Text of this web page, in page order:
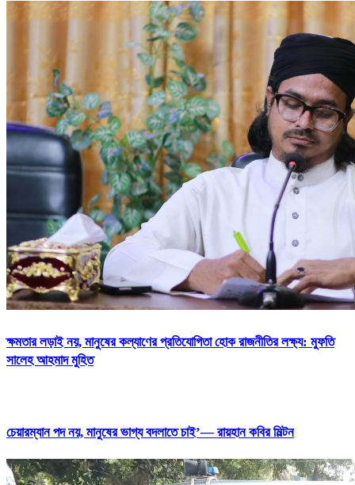
ক্ষমতার লড়াই নয়, মানুষের কল্যাণের প্রতিযোগিতা হোক রাজনীতির লক্ষ্য: মুফতি
সালেহ আহমাদ মুহিত
চেয়ারম্যান পদ নয়, মানুষের ভাগ্য বদলাতে চাই’— রায়হান কবির মিল্টন